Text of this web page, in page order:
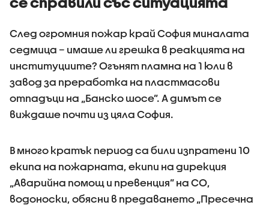
След огромния пожар край София миналата
седмица – имаше ли грешка в реакцията на
институциите? Огънят пламна на 1 юли в
завод за преработка на пластмасови
отпадъци на „Банско шосе”. А димът се
виждаше почти из цяла София.
В много кратък период са били изпратени 10
екипа на пожарната, екипи на дирекция
„Аварийна помощ и превенция” на СО,
водоноски, обясни в предаването „Пресечна